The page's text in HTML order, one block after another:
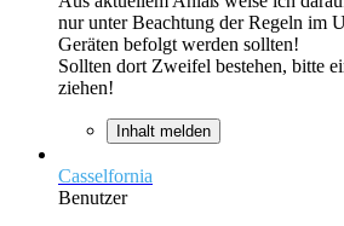
nur unter Beachtung der Regeln im
Geräten befolgt werden sollten!
Sollten dort Zweifel bestehen, bitte
ziehen!
Inhalt melden
Casselfornia
Benutzer